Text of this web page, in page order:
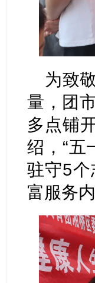
为致
量，团
多点铺
绍，“五
驻守5
富服务